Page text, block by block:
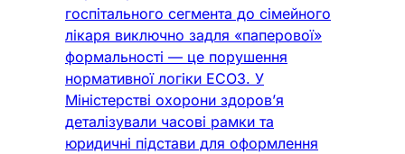
госпітального сегмента до сімейного
лікаря виключно задля «паперової»
формальності — це порушення
нормативної логіки ЕСОЗ. У
Міністерстві охорони здоров’я
деталізували часові рамки та
юридичні підстави для оформлення